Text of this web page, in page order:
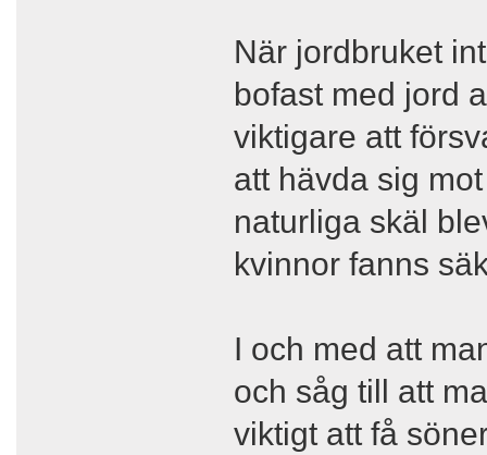
När jordbruket
bofast med jord
viktigare att
att hävda sig
naturliga skäl
kvinnor fanns
I och med att
och såg till att
viktigt att få